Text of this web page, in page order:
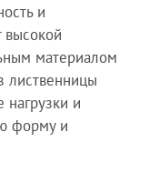
и
высокой
материалом
лиственницы
нагрузки и
форму и